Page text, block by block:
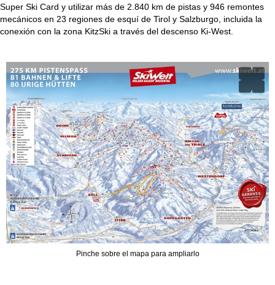
Super Ski Card y utilizar más de 2.840 km de pistas y 946 remontes
mecánicos en 23 regiones de esquí de Tirol y Salzburgo, incluida la
conexión con la zona KitzSki a través del descenso Ki-West.
Pinche sobre el mapa para ampliarlo